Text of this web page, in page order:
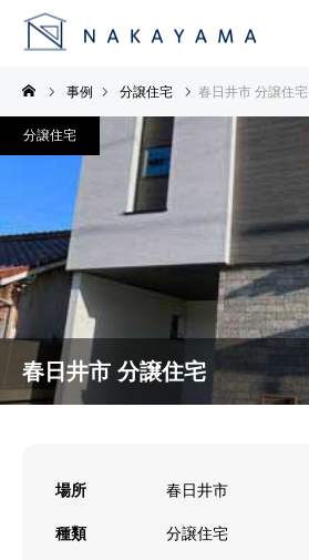
事例 分譲住宅 春日井市 分譲住宅
春日井市 分譲住宅
分譲住宅
場所 春日井市
種類 分譲住宅